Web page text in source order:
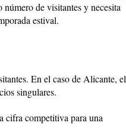
de visitantes y necesita
estival.
En el caso de Alicante, el
singulares.
cifra competitiva para una